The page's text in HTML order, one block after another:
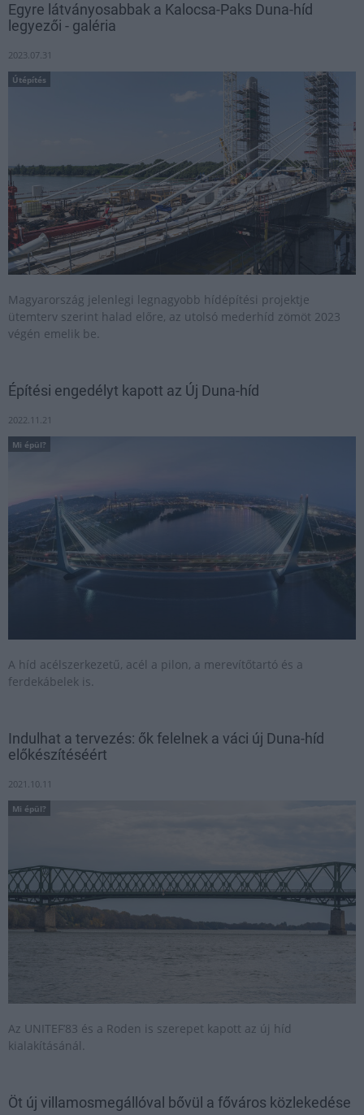
Egyre látványosabbak a Kalocsa-Paks Duna-híd
legyezői - galéria
2023.07.31
Útépítés
Magyarország jelenlegi legnagyobb hídépítési projektje
ütemterv szerint halad előre, az utolsó mederhíd zömöt 2023
végén emelik be.
Építési engedélyt kapott az Új Duna-híd
2022.11.21
Mi épül?
A híd acélszerkezetű, acél a pilon, a merevítőtartó és a
ferdekábelek is.
Indulhat a tervezés: ők felelnek a váci új Duna-híd
előkészítéséért
2021.10.11
Mi épül?
Az UNITEF’83 és a Roden is szerepet kapott az új híd
kialakításánál.
Öt új villamosmegállóval bővül a főváros közlekedése